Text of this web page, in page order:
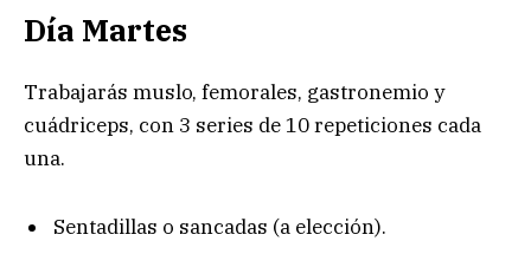
Día Martes
Trabajarás muslo, femorales, gastronemio y
cuádriceps, con 3 series de 10 repeticiones cada
una.
Sentadillas o sancadas (a elección).